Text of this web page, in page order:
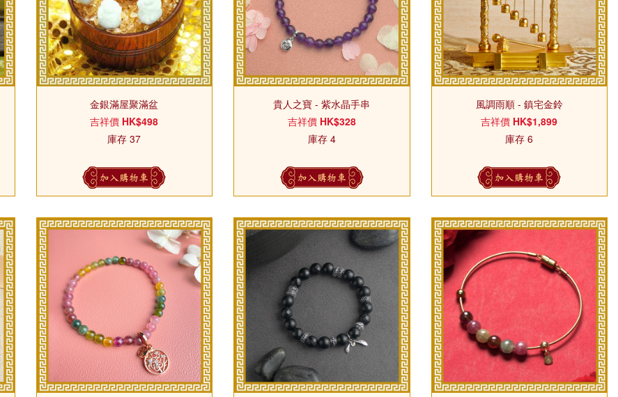
金銀滿屋聚滿盆
吉祥價 HK$498
庫存 37
加入購物車
貴人之寶 - 紫水晶手串
吉祥價 HK$328
庫存 4
加入購物車
風調雨順 - 鎮宅金鈴
吉祥價 HK$1,899
庫存 6
加入購物車